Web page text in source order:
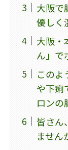
大阪で
優しく
大阪・
ん」で
このよ
や下痢
ロンの
皆さん
ません